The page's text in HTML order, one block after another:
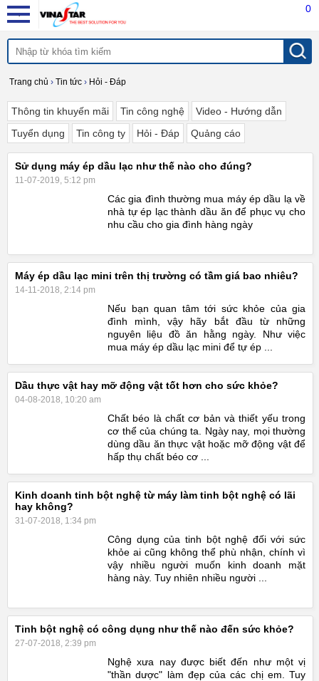
0
Trang chủ › Tin tức › Hỏi - Đáp
Thông tin khuyến mãi Tin công nghệ
Video - Hướng dẫn
Tuyển dụng
Tin công ty Hỏi - Đáp Quảng cáo
Sử dụng máy ép dầu lạc như thế nào cho đúng?
11-07-2019, 5:12 pm
Các gia đình thường mua máy ép dầu lạ về
nhà tự ép lạc thành dầu ăn để phục vụ cho
nhu cầu cho gia đình hàng ngày
Máy ép dầu lạc mini trên thị trường có tầm giá bao nhiêu?
14-11-2018, 2:14 pm
Nếu bạn quan tâm tới sức khỏe của gia
đình mình, vậy hãy bắt đầu từ những
nguyên liệu đồ ăn hằng ngày. Như việc
mua máy ép dầu lạc mini để tự ép ...
Dầu thực vật hay mỡ động vật tốt hơn cho sức khỏe?
04-08-2018, 10:20 am
Chất béo là chất cơ bản và thiết yếu trong
cơ thể của chúng ta. Ngày nay, mọi thường
dùng dầu ăn thực vật hoặc mỡ động vật để
hấp thụ chất béo cơ ...
Kinh doanh tinh bột nghệ từ máy làm tinh bột nghệ có lãi
hay không?
31-07-2018, 1:34 pm
Công dụng của tinh bột nghệ đối với sức
khỏe ai cũng không thể phù nhận, chính vì
vậy nhiều người muốn kinh doanh mặt
hàng này. Tuy nhiên nhiều người ...
Tinh bột nghệ có công dụng như thế nào đến sức khỏe?
27-07-2018, 2:39 pm
Nghệ xưa nay được biết đến như một vị
"thần dược" làm đẹp của các chị em. Tuy